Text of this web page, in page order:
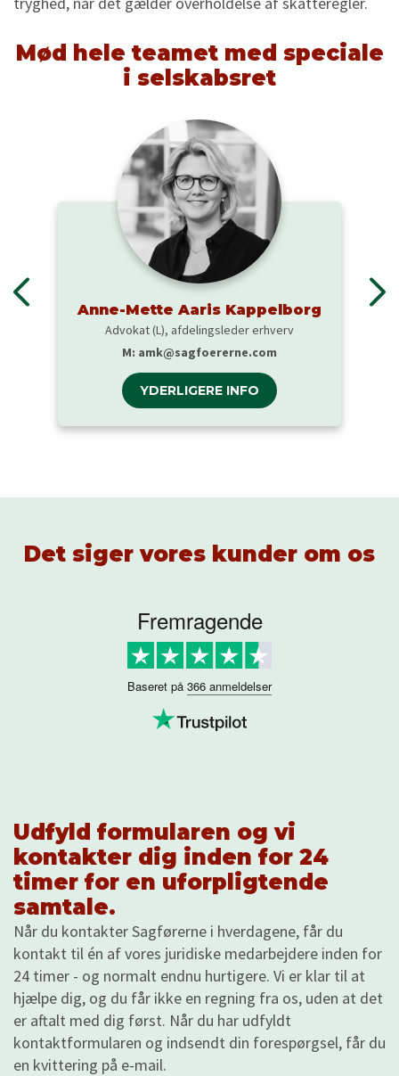
Mød hele teamet med speciale
i selskabsret
Anne-Mette Aaris Kappelborg
Advokat (L), afdelingsleder erhverv
M: amk@sagfoererne.com
YDERLIGERE INFO
Det siger vores kunder om os
Fremragende
Baseret på 366 anmeldelser
Udfyld formularen og vi
kontakter dig inden for 24
timer for en uforpligtende
samtale.
Når du kontakter Sagførerne i hverdagene, får du
kontakt til én af vores juridiske medarbejdere inden for
24 timer - og normalt endnu hurtigere. Vi er klar til at
hjælpe dig, og du får ikke en regning fra os, uden at det
er aftalt med dig først. Når du har udfyldt
kontaktformularen og indsendt din forespørgsel, får du
en kvittering på e-mail.